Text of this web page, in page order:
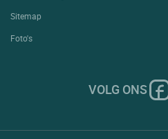
Sitemap
Foto's
VOLG ONS